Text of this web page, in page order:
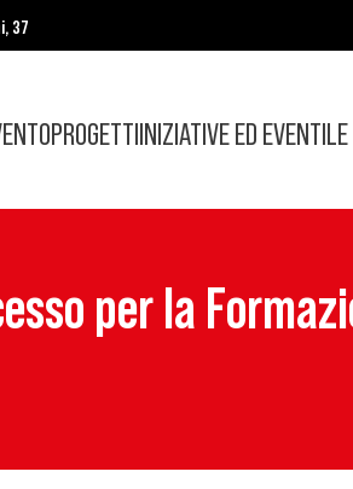
37
PROGETTI INIZIATIVE ED EVENTI
per la